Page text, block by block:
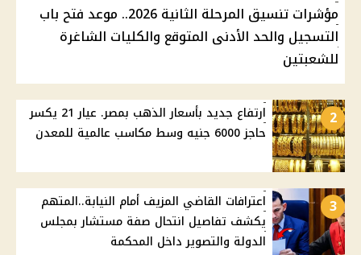
مؤشرات تنسيق المرحلة الثانية 2026.. موعد فتح باب
التسجيل والحد الأدنى المتوقع والكليات الشاغرة
للشعبتين
2
ارتفاع جديد بأسعار الذهب بمصر. عيار 21 يكسر
حاجز 6000 جنيه وسط مكاسب عالمية للمعدن
3
اعترافات القاضي المزيف أمام النيابة..المتهم
يكشف تفاصيل انتحال صفة مستشار بمجلس
الدولة والتصوير داخل المحكمة